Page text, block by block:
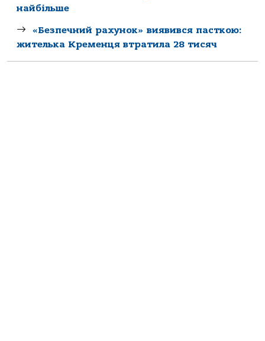
найбільше
«Безпечний рахунок» виявився пасткою:
жителька Кременця втратила 28 тисяч